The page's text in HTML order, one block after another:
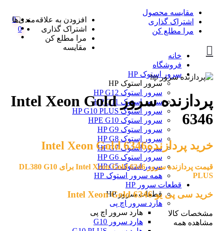
مقایسه محصول
اشتراک گذاری
مرا مطلع کن
0
0
خانه
فروشگاه
سرور استوک HP
سرور استوک HP
سرور استوک HP G12
سرور استوک HP G11
سرور استوک HP G10 PLUS
سرور استوک HPE G10
سرور استوک HP G9
سرور استوک HP G8
سرور استوک HP G7
سرور استوک HP G6
سرور استوک HP G5
همه سرور استوک HP
قطعات سرور HP
قطعات سرور HP
هارد سرور اچ پی
هارد سرور اچ پی
هارد سرور G10
افزودن به علاقه‌مندی‌ها
اشتراک گذاری
مرا مطلع کن
مقایسه
پردازنده سرور Intel Xeon Gold
6346
خرید پردازندهIntel Xeon Gold 6346
قیمت پردازنده سرور Intel Xeon Gold 6346 برای DL380 G10
PLUS
خرید سی پی یو Intel Xeon Gold 6346
مشخصات کالا
مشاهده همه